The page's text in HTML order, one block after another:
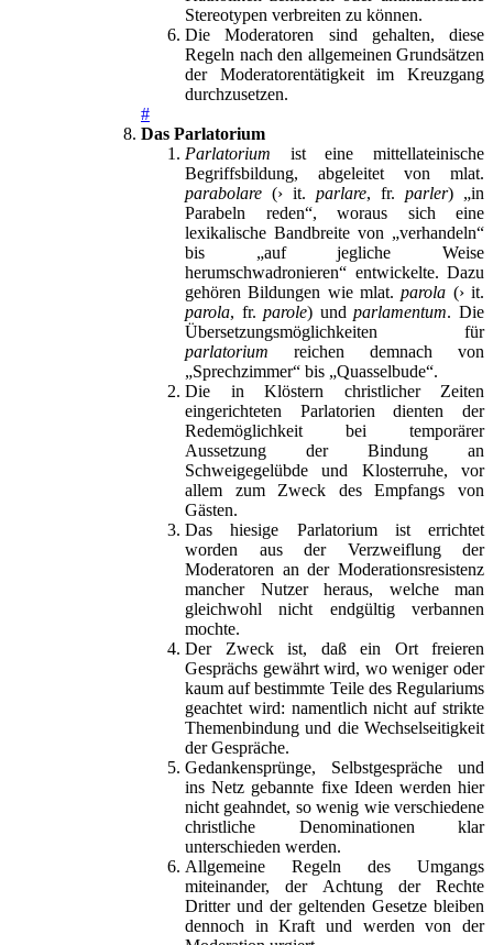
Stereotypen verbreiten zu können.
Die Moderatoren sind gehalten, diese
Regeln nach den allgemeinen Grundsätzen
der Moderatorentätigkeit im Kreuzgang
durchzusetzen.
#
Das Parlatorium
Parlatorium ist eine mittellateinische
Begriffsbildung, abgeleitet von mlat.
parabolare (› it. parlare, fr. parler) „in
Parabeln reden“, woraus sich eine
lexikalische Bandbreite von „verhandeln“
bis „auf jegliche Weise
herumschwadronieren“ entwickelte. Dazu
gehören Bildungen wie mlat.parola (› it.
parola, fr.parole) undparlamentum. Die
Übersetzungsmöglichkeiten für
parlatorium reichen demnach von
„Sprechzimmer“ bis „Quasselbude“.
Die in Klöstern christlicher Zeiten
eingerichteten Parlatorien dienten der
Redemöglichkeit bei temporärer
Aussetzung der Bindung an
Schweigegelübde und Klosterruhe, vor
allem zum Zweck des Empfangs von
Gästen.
Das hiesige Parlatorium ist errichtet
worden aus der Verzweiflung der
Moderatoren an der Moderationsresistenz
mancher Nutzer heraus, welche man
gleichwohl nicht endgültig verbannen
mochte.
Der Zweck ist, daß ein Ort freieren
Gesprächs gewährt wird, wo weniger oder
kaum auf bestimmte Teile des Regulariums
geachtet wird: namentlich nicht auf strikte
Themenbindung und die Wechselseitigkeit
der Gespräche.
Gedankensprünge, Selbstgespräche und
ins Netz gebannte fixe Ideen werden hier
nicht geahndet, so wenig wie verschiedene
christliche Denominationen klar
unterschieden werden.
Allgemeine Regeln des Umgangs
miteinander, der Achtung der Rechte
Dritter und der geltenden Gesetze bleiben
dennoch in Kraft und werden von der